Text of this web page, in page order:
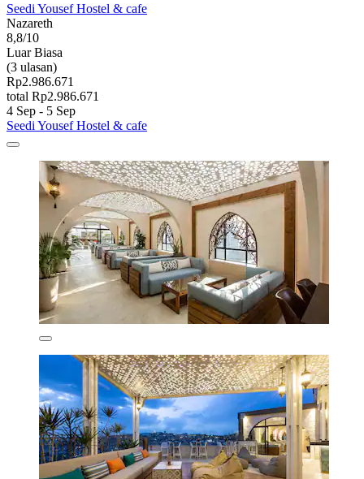
Seedi Yousef Hostel & cafe
Nazareth
8,8/10
Luar Biasa
(3 ulasan)
Rp2.986.671
total Rp2.986.671
4 Sep - 5 Sep
Seedi Yousef Hostel & cafe